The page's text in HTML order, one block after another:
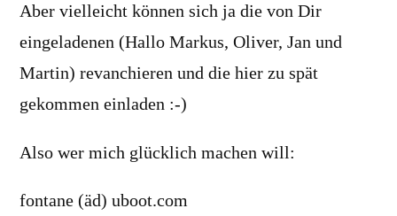
Aber vielleicht können sich ja die von Dir
eingeladenen (Hallo Markus, Oliver, Jan und
Martin) revanchieren und die hier zu spät
gekommen einladen :-)
Also wer mich glücklich machen will:
fontane (äd) uboot.com